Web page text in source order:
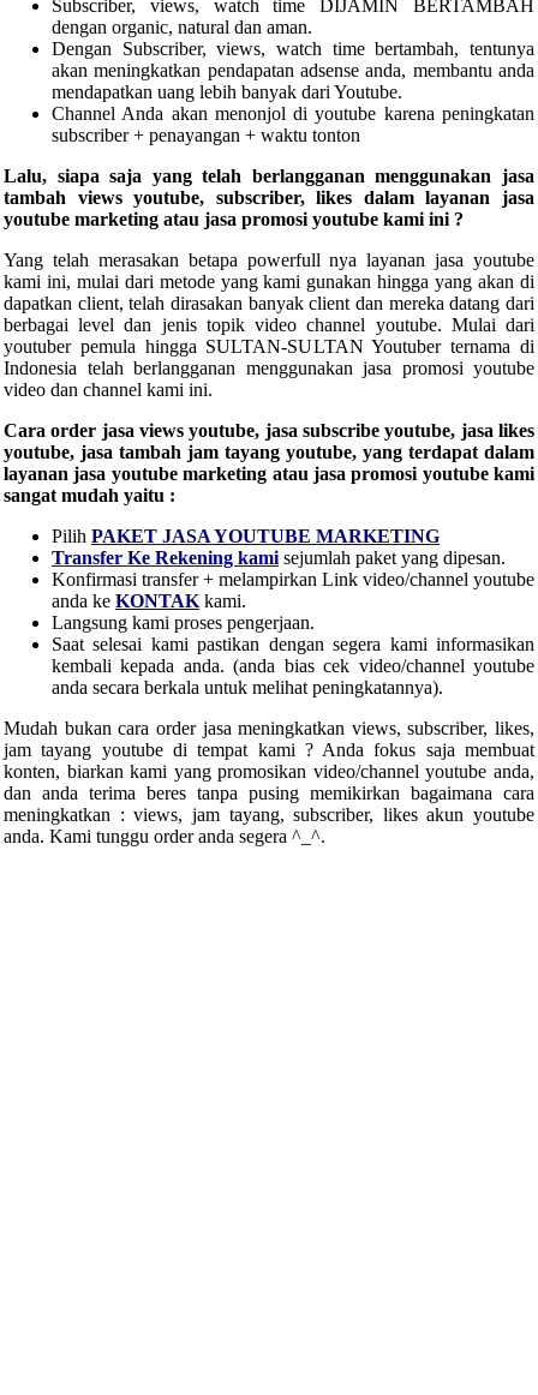
Subscriber, views, watch time DIJAMIN BERTAMBAH
dengan organic, natural dan aman.
Dengan Subscriber, views, watch time bertambah, tentunya
akan meningkatkan pendapatan adsense anda, membantu anda
mendapatkan uang lebih banyak dari Youtube.
Channel Anda akan menonjol di youtube karena peningkatan
subscriber + penayangan + waktu tonton
Lalu, siapa saja yang telah berlangganan menggunakan jasa
tambah views youtube, subscriber, likes dalam layanan jasa
youtube marketing atau jasa promosi youtube kami ini ?
Yang telah merasakan betapa powerfull nya layanan jasa youtube
kami ini, mulai dari metode yang kami gunakan hingga yang akan di
dapatkan client, telah dirasakan banyak client dan mereka datang dari
berbagai level dan jenis topik video channel youtube. Mulai dari
youtuber pemula hingga SULTAN-SULTAN Youtuber ternama di
Indonesia telah berlangganan menggunakan jasa promosi youtube
video dan channel kami ini.
Cara order jasa views youtube, jasa subscribe youtube, jasa likes
youtube, jasa tambah jam tayang youtube, yang terdapat dalam
layanan jasa youtube marketing atau jasa promosi youtube kami
sangat mudah yaitu :
Pilih PAKET JASA YOUTUBE MARKETING
Transfer Ke Rekening kami sejumlah paket yang dipesan.
Konfirmasi transfer + melampirkan Link video/channel youtube
anda ke KONTAK kami.
Langsung kami proses pengerjaan.
Saat selesai kami pastikan dengan segera kami informasikan
kembali kepada anda. (anda bias cek video/channel youtube
anda secara berkala untuk melihat peningkatannya).
Mudah bukan cara order jasa meningkatkan views, subscriber, likes,
jam tayang youtube di tempat kami ? Anda fokus saja membuat
konten, biarkan kami yang promosikan video/channel youtube anda,
dan anda terima beres tanpa pusing memikirkan bagaimana cara
meningkatkan : views, jam tayang, subscriber, likes akun youtube
anda. Kami tunggu order anda segera ^_^.